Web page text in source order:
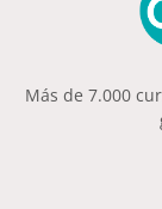
Más de 7.000